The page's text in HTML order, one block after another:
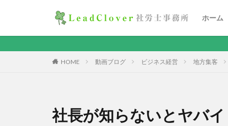
ホーム
HOME 動画ブログ ビジネス経営 地方集客
社長が知らないとヤバ